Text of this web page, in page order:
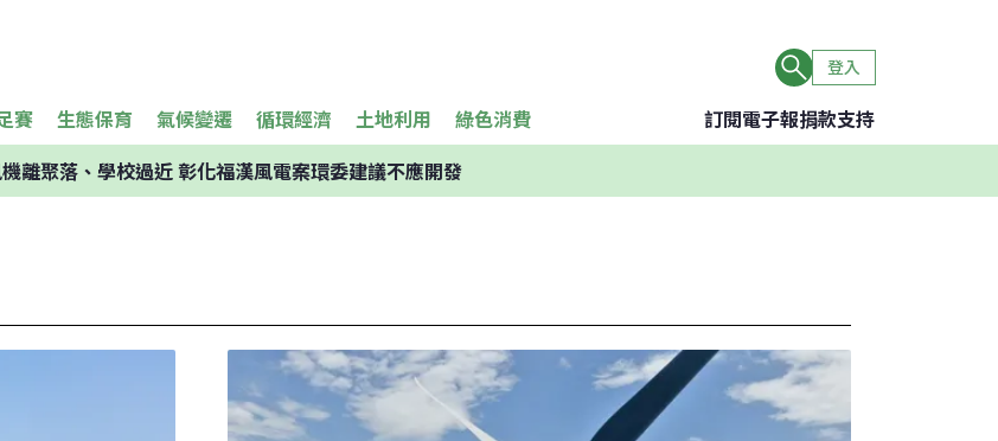
登入
賽 生態保育 氣候變遷 循環經濟 土地利用 綠色消費 訂閱電子報捐款支持
離聚落、學校過近 彰化福漢風電案環委建議不應開發